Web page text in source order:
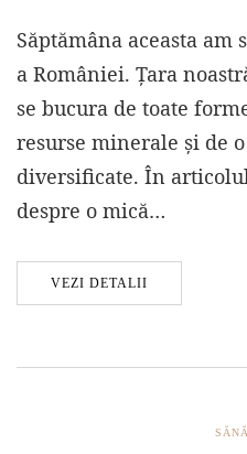
Săptămâna aceasta
a României. Țara
se bucura de toate
resurse minerale și de
diversificate. În
despre o mică…
VEZI DETALII